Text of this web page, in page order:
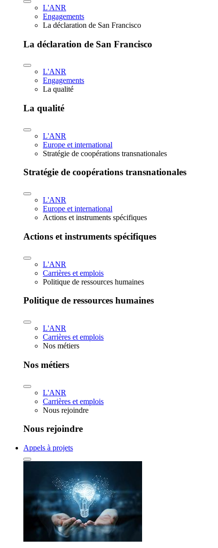
L'ANR
Engagements
La déclaration de San Francisco
La déclaration de San Francisco
L'ANR
Engagements
La qualité
La qualité
L'ANR
Europe et international
Stratégie de coopérations transnationales
Stratégie de coopérations transnationales
L'ANR
Europe et international
Actions et instruments spécifiques
Actions et instruments spécifiques
L'ANR
Carrières et emplois
Politique de ressources humaines
Politique de ressources humaines
L'ANR
Carrières et emplois
Nos métiers
Nos métiers
L'ANR
Carrières et emplois
Nous rejoindre
Nous rejoindre
Appels à projets